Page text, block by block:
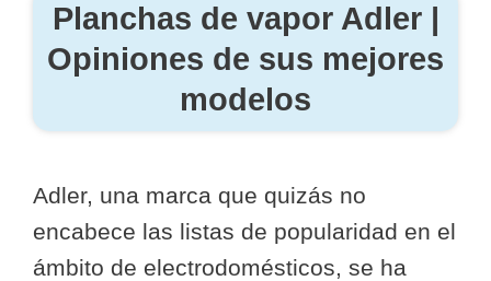
Planchas de vapor Adler |
Opiniones de sus mejores
modelos
Adler, una marca que quizás no
encabece las listas de popularidad en el
ámbito de electrodomésticos, se ha